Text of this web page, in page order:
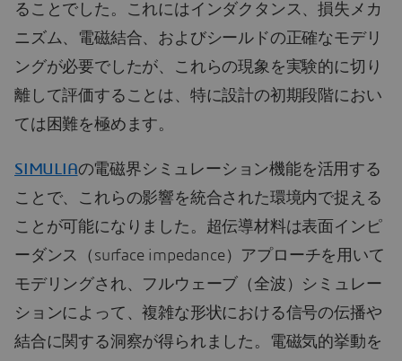
ることでした。これにはインダクタンス、損失メカ
ニズム、電磁結合、およびシールドの正確なモデリ
ングが必要でしたが、これらの現象を実験的に切り
離して評価することは、特に設計の初期段階におい
ては困難を極めます。
SIMULIAの電磁界シミュレーション機能を活用する
ことで、これらの影響を統合された環境内で捉える
ことが可能になりました。超伝導材料は表面インピ
ーダンス（surface impedance）アプローチを用いて
モデリングされ、フルウェーブ（全波）シミュレー
ションによって、複雑な形状における信号の伝播や
結合に関する洞察が得られました。電磁気的挙動を